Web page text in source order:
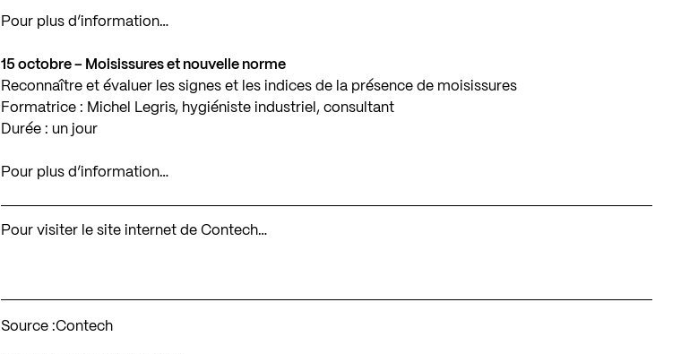
Pour plus d’information…
15 octobre – Moisissures et nouvelle norme
Reconnaître et évaluer les signes et les indices de la présence de moisissures
Formatrice : Michel Legris, hygiéniste industriel, consultant
Durée : un jour
Pour plus d’information…
Pour visiter le site internet de Contech…
Source :Contech